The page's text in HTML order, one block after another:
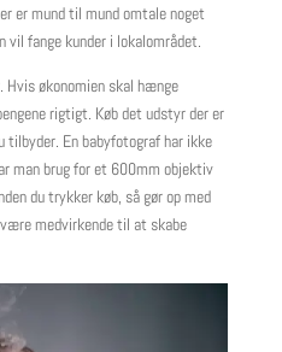
er mund til mund omtale noget
fange kunder i lokalområdet.
Hvis økonomien skal hænge
rigtigt. Køb det udstyr der er
En babyfotograf har ikke
man brug for et 600mm objektiv
du trykker køb, så gør op med
medvirkende til at skabe